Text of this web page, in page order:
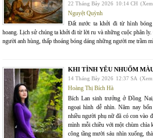
22 Tháng Bảy 2026 10:14 CH
Nguyệt Quỳnh
Đất nước ta khởi đi từ hình
hoang. Lịch sử chúng ta khởi đi từ lời ru và những cuộc phân
người anh hùng, thấp thoáng bóng dáng những người mẹ trầm
KHI TÌNH YÊU NHUỐM
14 Tháng Bảy 2026 12:37 SA
Hoàng Thị Bích Hà
Bích Lan sinh trưởng ở Đồng
ngoại hình dễ nhìn. Năm nay
nhiều người phụ nữ đã có con vào
mình mỗi chiều với một chùm chìa
công tầng mười sáu nhìn xuống,